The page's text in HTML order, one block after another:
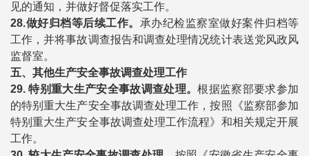
见的通知，并做好督促落实工作。
28.做好归档等后续工作。 承办纪检监察室做好案件归档等
工作，并将事故调查报告和调查处理情况统计表送党风政风
监督室。
五、其他生产安全事故调查处理工作
29.特别重大生产安全事故调查处理。根据监察部要求参加
的特别重大生产安全事故调查处理工作，按照《监察部参加
特别重大生产安全事故调查处理工作流程》和相关规定开展
工作。